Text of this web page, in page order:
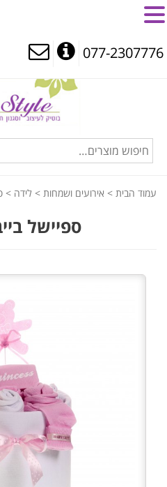
077-2307776
עמוד הבית > אירועים ושמחות > לידה >
ספיישל